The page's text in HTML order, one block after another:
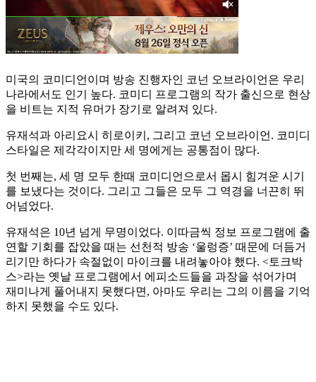
미국의 코미디언이며 방송 진행자인 코넌 오브라이언은 우리
나라에서도 인기 높다. 코미디 프로그램의 작가 출신으로 현상
을 비트는 지적 유머가 장기로 알려져 있다.
유재석과 아리요시 히로이키, 그리고 코넌 오브라이언. 코미디
스타일은 제각각이지만 세 명에게는 공통점이 많다.
첫 번째는, 세 명 모두 한때 코미디언으로서 몹시 힘겨운 시기
를 보냈다는 것이다. 그리고 그들은 모두 그 역경을 너끈히 뛰
어넘었다.
유재석은 10년 넘게 무명이었다. 이따금씩 정보 프로그램에 출
연할 기회를 잡았을 때는 선천적 방송 ‘울렁증’ 때문에 더듬거
리기만 하다가 속절없이 마이크를 내려놓아야 했다. <토크박
스>라는 옛날 프로그램에서 에피소드들을 과장을 섞어가며
재미나게 풀어내지 못했다면, 아마도 우리는 그의 이름을 기억
하지 못했을 수도 있다.